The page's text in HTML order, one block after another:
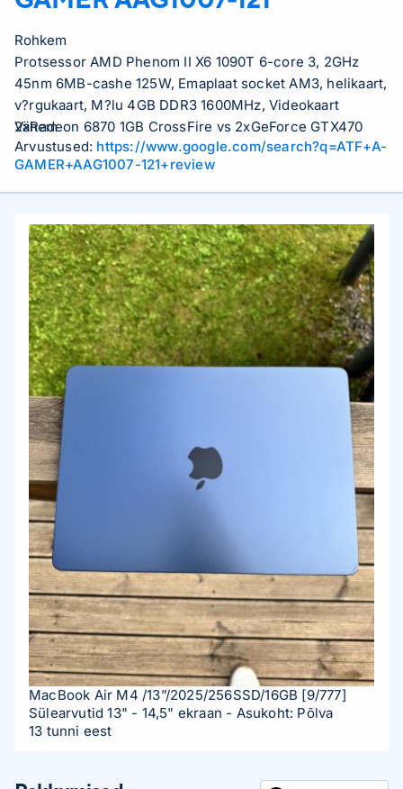
Rohkem
Protsessor AMD Phenom II X6 1090T 6-core 3, 2GHz
45nm 6MB-cashe 125W, Emaplaat socket AM3, helikaart,
v?rgukaart, M?lu 4GB DDR3 1600MHz, Videokaart
2xRadeon 6870 1GB CrossFire vs 2xGeForce GTX470
1GB SLI, K?vaketas VelociRaptor 150GB 10000rpm SATA,
DVD-kirjutaja, Arvutikorpus ATX plus (typical Cooler
Master Glaiator 600, Inwin Griffin jne..), Toiteallikas
Vähem
Arvustused: https://www.google.com/search?q=ATF+A-
GAMER+AAG1007-121+review
MacBook Air M4 /13”/2025/256SSD/16GB [9/777]
Sülearvutid 13" - 14,5" ekraan - Asukoht: Põlva
13 tunni eest